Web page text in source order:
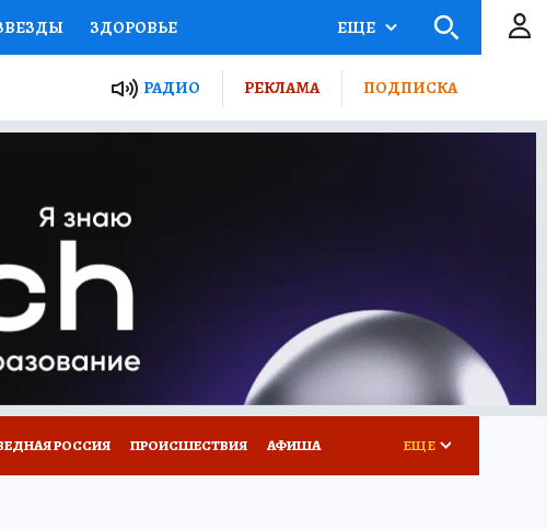
ЗДОРОВЬЕ
ПРОЕКТЫ РОССИИ
СЕКРЕТЫ ПУТЕВОДИТЕЛЬ
ГИД ПОТРЕБИТЕЛЯ
ЕЩЕ
РАДИО РЕКЛАМА ПОДПИСКА
РОССИЯ ПРОИСШЕСТВИЯ АФИША ЕЩЕ